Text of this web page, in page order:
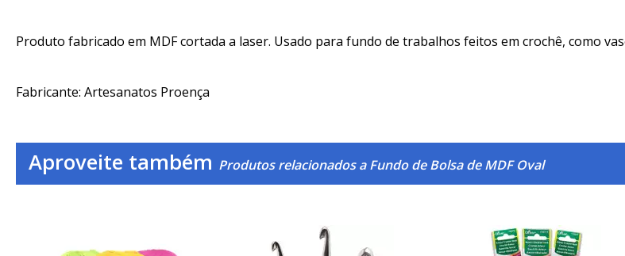
Produto fabricado em MDF cortada a laser. Usado para fundo de trabalhos feitos em crochê, como
Fabricante: Artesanatos Proença
Aproveite também Produtos relacionados a Fundo de Bolsa de MDF Oval